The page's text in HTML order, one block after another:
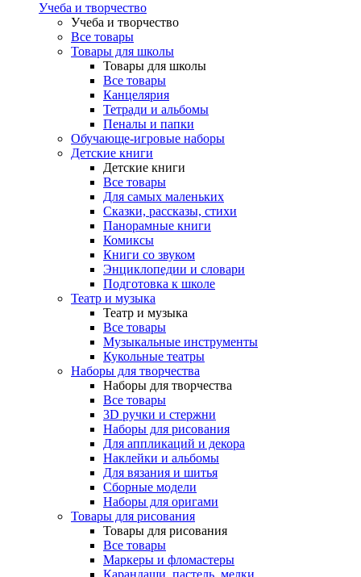
Учеба и творчество
Учеба и творчество
Все товары
Товары для школы
Товары для школы
Все товары
Канцелярия
Тетради и альбомы
Пеналы и папки
Обучающе-игровые наборы
Детские книги
Детские книги
Все товары
Для самых маленьких
Сказки, рассказы, стихи
Панорамные книги
Комиксы
Книги со звуком
Энциклопедии и словари
Подготовка к школе
Театр и музыка
Театр и музыка
Все товары
Музыкальные инструменты
Кукольные театры
Наборы для творчества
Наборы для творчества
Все товары
3D ручки и стержни
Наборы для рисования
Для аппликаций и декора
Наклейки и альбомы
Для вязания и шитья
Сборные модели
Наборы для оригами
Товары для рисования
Товары для рисования
Все товары
Маркеры и фломастеры
Карандаши, пастель, мелки